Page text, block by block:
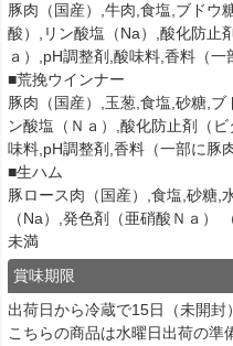
豚肉（国産）,牛肉,食塩,ブドウ
酸）,リン酸塩（Na）,酸化防止
ａ）,pH調整剤,酸味料,香料（一
■荒挽ウインナー
豚肉（国産）,玉葱,食塩,砂糖,
ン酸塩（Ｎａ）,酸化防止剤（
味料,pH調整剤,香料（一部に豚
■生ハム
豚ロース肉（国産）,食塩,砂糖,
（Na）,発色剤（亜硝酸Ｎａ
未満
賞味期限
出荷日から冷蔵で15日（未開封）
こちらの商品は水曜日出荷の準